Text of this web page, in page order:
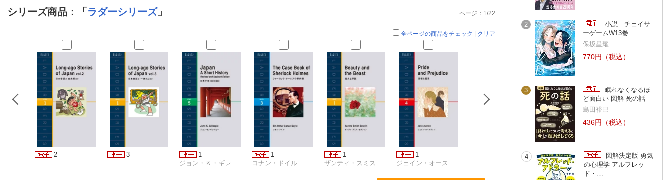
シリーズ商品：「ラダーシリーズ」 ページ：1/22
全ページの商品をチェック | クリア
2 3
1
1
コナン・ドイル
1
1
ウィリアム・シェイクスピア
1
オー・ヘンリー
1
2
小説 チェイサ
ーゲームW13巻
保坂星耀
770円（税込）
3
眠れなくなるほ
ど面白い 図解 死の話
島田裕巳
436円（税込）
4
図解決定版 勇気
の心理学 アルフレッ
ド・…